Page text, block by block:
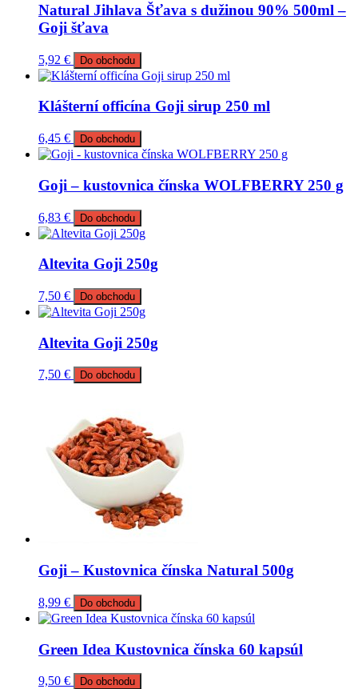
Natural Jihlava Šťava s dužinou 90% 500ml –
Goji šťava
5,92 € Do obchodu
Klášterní officína Goji sirup 250 ml
6,45 € Do obchodu
Goji – kustovnica čínska WOLFBERRY 250 g
6,83 € Do obchodu
Altevita Goji 250g
7,50 € Do obchodu
Altevita Goji 250g
7,50 € Do obchodu
Goji – Kustovnica čínska Natural 500g
8,99 € Do obchodu
Green Idea Kustovnica čínska 60 kapsúl
9,50 € Do obchodu